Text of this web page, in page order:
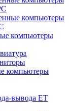
компьютеры
компьютеры
компьютеры
вывода ET